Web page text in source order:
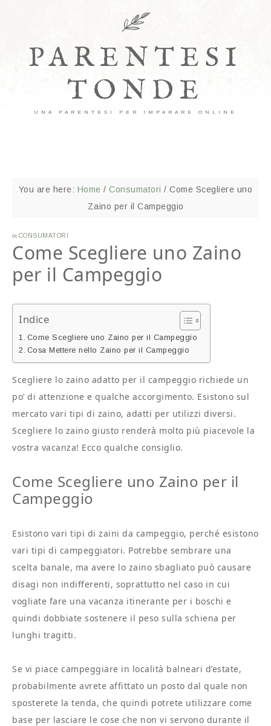
PARENTESI
TONDE
UNA PARENTESI PER IMPARARE ONLINE
You are here: Home / Consumatori / Come Scegliere uno
Zaino per il Campeggio
in CONSUMATORI
Come Scegliere uno Zaino
per il Campeggio
Indice
Come Scegliere uno Zaino per il Campeggio
Cosa Mettere nello Zaino per il Campeggio
Scegliere lo zaino adatto per il campeggio richiede un
po’ di attenzione e qualche accorgimento. Esistono sul
mercato vari tipi di zaino, adatti per utilizzi diversi.
Scegliere lo zaino giusto renderà molto più piacevole la
vostra vacanza! Ecco qualche consiglio.
Come Scegliere uno Zaino per il
Campeggio
Esistono vari tipi di zaini da campeggio, perché esistono
vari tipi di campeggiatori. Potrebbe sembrare una
scelta banale, ma avere lo zaino sbagliato può causare
disagi non indifferenti, soprattutto nel caso in cui
vogliate fare una vacanza itinerante per i boschi e
quindi dobbiate sostenere il peso sulla schiena per
lunghi tragitti.
Se vi piace campeggiare in località balneari d’estate,
probabilmente avrete affittato un posto dal quale non
sposterete la tenda, che quindi potrete utilizzare come
base per lasciare le cose che non vi servono durante il